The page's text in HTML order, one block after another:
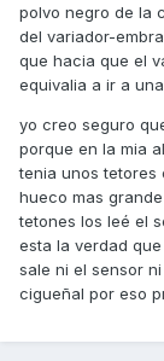
polvo negro de la
del variador-
que hacia que el
equivalia a ir a
yo creo seguro
porque en la mia
tenia unos tetores
hueco mas
tetones los leé el
esta la verdad
sale ni el sensor
cigueñal por eso